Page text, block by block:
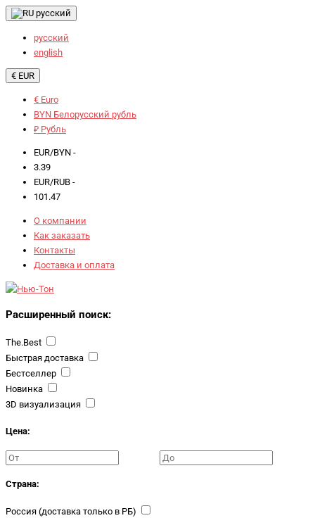
русский
русский
english
€ EUR
€ Euro
BYN Белорусский рубль
₽ Рубль
EUR/BYN -
3.39
EUR/RUB -
101.47
О компании
Как заказать
Контакты
Доставка и оплата
Расширенный поиск:
The.Best
Быстрая доставка
Бестселлер
Новинка
3D визуализация
Цена:
Страна:
Россия (доставка только в РБ)